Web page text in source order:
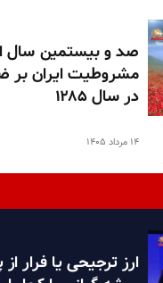
صد و بیستمین سال
مشروطیت ایران
در سال ۱۲۸۵
۱۴ مرداد ۱۴۰۵
ارز ترجیحی یا فرار